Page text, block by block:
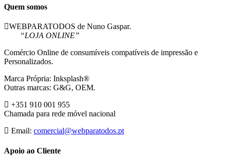
Quem somos
WEBPARATODOS de Nuno Gaspar.
“LOJA ONLINE”
Comércio Online de consumíveis compatíveis de impressão e
Personalizados.
Marca Própria: Inksplash®
Outras marcas: G&G, OEM.
+351 910 001 955
Chamada para rede móvel nacional
Email: comercial@webparatodos.pt
Apoio ao Cliente